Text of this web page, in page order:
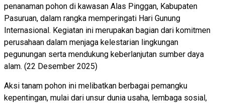
penanaman pohon di kawasan Alas Pinggan, Kabupaten
Pasuruan, dalam rangka memperingati Hari Gunung
Internasional. Kegiatan ini merupakan bagian dari komitmen
perusahaan dalam menjaga kelestarian lingkungan
pegunungan serta mendukung keberlanjutan sumber daya
alam. (22 Desember 2025)
Aksi tanam pohon ini melibatkan berbagai pemangku
kepentingan, mulai dari unsur dunia usaha, lembaga sosial,